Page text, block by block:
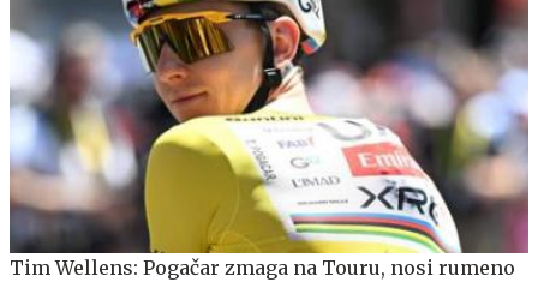
Tim Wellens: Pogačar zmaga na Touru, nosi rumeno